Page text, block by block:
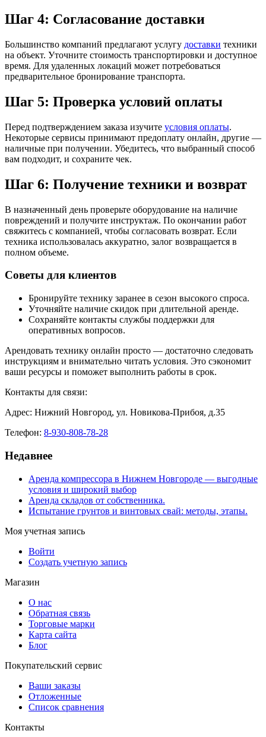
Шаг 4: Согласование доставки
Большинство компаний предлагают услугу доставки техники
на объект. Уточните стоимость транспортировки и доступное
время. Для удаленных локаций может потребоваться
предварительное бронирование транспорта.
Шаг 5: Проверка условий оплаты
Перед подтверждением заказа изучите условия оплаты.
Некоторые сервисы принимают предоплату онлайн, другие —
наличные при получении. Убедитесь, что выбранный способ
вам подходит, и сохраните чек.
Шаг 6: Получение техники и возврат
В назначенный день проверьте оборудование на наличие
повреждений и получите инструктаж. По окончании работ
свяжитесь с компанией, чтобы согласовать возврат. Если
техника использовалась аккуратно, залог возвращается в
полном объеме.
Советы для клиентов
Бронируйте технику заранее в сезон высокого спроса.
Уточняйте наличие скидок при длительной аренде.
Сохраняйте контакты службы поддержки для
оперативных вопросов.
Арендовать технику онлайн просто — достаточно следовать
инструкциям и внимательно читать условия. Это сэкономит
ваши ресурсы и поможет выполнить работы в срок.
Контакты для связи:
Адрес: Нижний Новгород, ул. Новикова-Прибоя, д.35
Телефон: 8-930-808-78-28
Недавнее
Аренда компрессора в Нижнем Новгороде — выгодные
условия и широкий выбор
Аренда складов от собственника.
Испытание грунтов и винтовых свай: методы, этапы.
Моя учетная запись
Войти
Создать учетную запись
Магазин
О нас
Обратная связь
Торговые марки
Карта сайта
Блог
Покупательский сервис
Ваши заказы
Отложенные
Список сравнения
Контакты